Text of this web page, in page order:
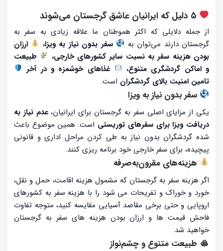
از جمله دلایلی که اکثر هموطنان ما علاقه زیادی به سفر به
گرجستان دارند می‌توان به
سفر بدون نیاز به ویزا،
ارزان
بودن هزینه سفر به نسبت سایر کشورهای خارجی،
طبیعت
و اماکن گردشگری متنوع،
غذاهای خوشمزه و در آخر
تامین امنیت بالای گردشگران است.
سفر بدون نیاز به ویزا
یکی از مزایای اصلی سفر به گرجستان برای ایرانیان،عدم نیاز به
دریافت ویزا برای سفرهای توریستی است. همین موضوع باعث
شده گردشگران بدون نیاز به طی کردن مراحل اداری و قانونی
پیچیده، برای سفر خارجی خود برنامه ریزی کنند.
هزینه‌های مقرون‌به‌صرفه
اگر هزینه سفر به گرجستان که مشمول هزینه اقامت، حمل و نقل،
خورد و خوراک و تفریحات می شود را با هزینه سفر به کشورهای
اروپایی و حتی برخی مقاصد آسیایی مقایسه کنید، متوجه تفاوت
فاحش قیمت ها و ارزان بودن هزینه های سفر به گرجستان
خواهید شد.
طبیعت متنوع و چشم‌نواز